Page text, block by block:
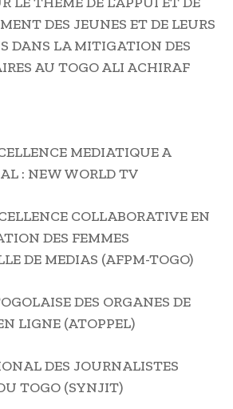
DES JEUNES ET DE LEURS
DANS LA MITIGATION DES
AU TOGO ALI ACHIRAF
MEDIATIQUE A
: NEW WORLD TV
COLLABORATIVE EN
DES FEMMES
DE MEDIAS (AFPM-TOGO)
DES ORGANES DE
LIGNE (ATOPPEL)
DES JOURNALISTES
TOGO (SYNJIT)